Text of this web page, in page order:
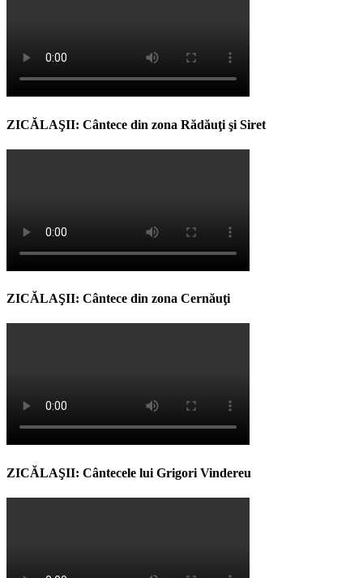
ZICĂLAŞII: Cântece din zona Rădăuţi şi Siret
ZICĂLAŞII: Cântece din zona Cernăuţi
ZICĂLAŞII: Cântecele lui Grigori Vindereu